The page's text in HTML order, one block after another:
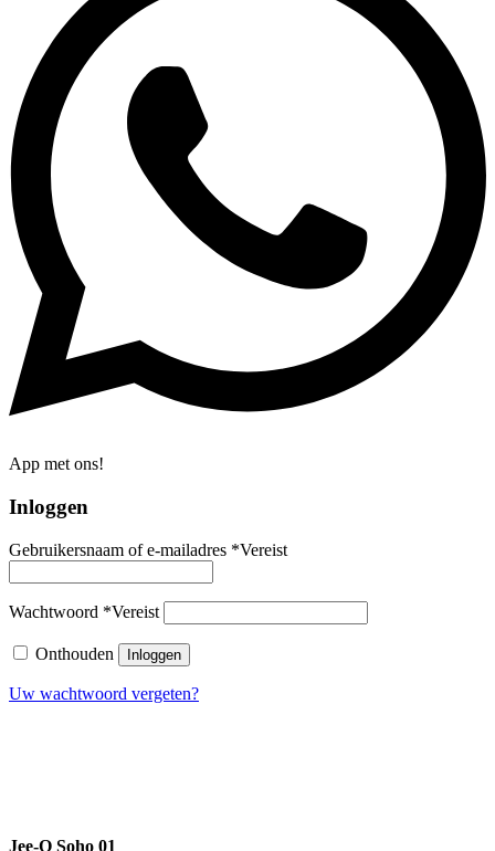
App met ons!
Inloggen
Gebruikersnaam of e-mailadres *Vereist
Wachtwoord *Vereist
Onthouden Inloggen
Uw wachtwoord vergeten?
Jee-O Soho 01